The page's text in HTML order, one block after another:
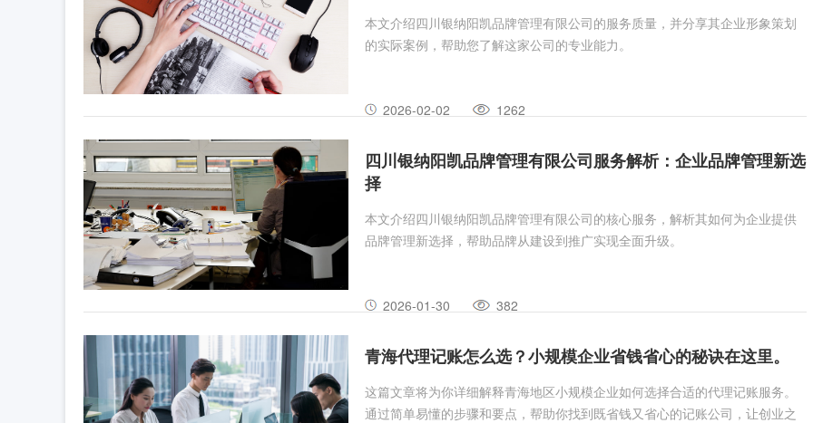
本文介绍四川银纳阳凯品牌管理有限公司的服务质量，并分享其企业形象策划
的实际案例，帮助您了解这家公司的专业能力。
2026-02-02 1262
四川银纳阳凯品牌管理有限公司服务解析：企业品牌管理新选
择
本文介绍四川银纳阳凯品牌管理有限公司的核心服务，解析其如何为企业提供
品牌管理新选择，帮助品牌从建设到推广实现全面升级。
2026-01-30 382
青海代理记账怎么选？小规模企业省钱省心的秘诀在这里。
这篇文章将为你详细解释青海地区小规模企业如何选择合适的代理记账服务。
通过简单易懂的步骤和要点，帮助你找到既省钱又省心的记账公司，让创业之